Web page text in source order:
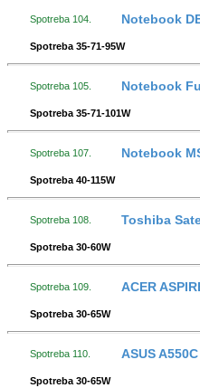
Spotreba 104. Notebook
Spotreba 35-71-95W
Spotreba 105. Notebook
Spotreba 35-71-101W
Spotreba 107. Notebook
Spotreba 40-115W
Spotreba 108. Toshiba
Spotreba 30-60W
Spotreba 109. ACER
Spotreba 30-65W
Spotreba 110. ASUS A550C
Spotreba 30-65W